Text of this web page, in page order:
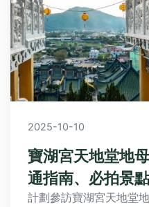
2025-10-10
寶湖宮天地堂地
通指南、必拍景
計劃參訪寶湖宮天地堂